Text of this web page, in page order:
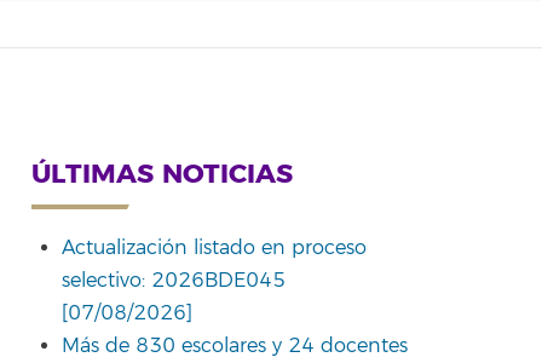
ÚLTIMAS NOTICIAS
Actualización listado en proceso
selectivo: 2026BDE045
[07/08/2026]
Más de 830 escolares y 24 docentes